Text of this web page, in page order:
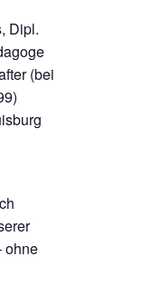
Dipl.
(bei
ohne